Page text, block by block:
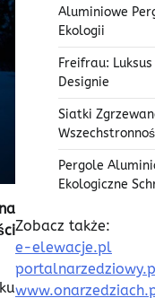
Aluminiowe
Ekologii
Freifrau:
Designie
Siatki
Pergole
Ekologiczne
Zobacz także:
e-elewacje.pl